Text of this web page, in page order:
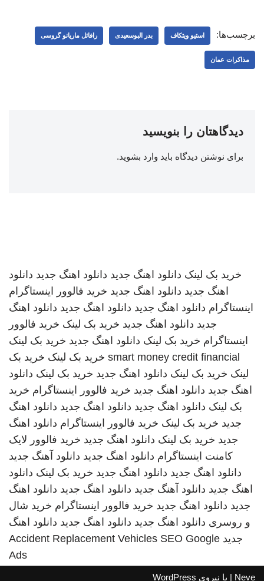
برچسب‌ها: استیو ویتکاف بدر البوسعیدی رافائل ماریانو گروسی
مذاکرات عمان
دیدگاهتان را بنویسید
برای نوشتن دیدگاه باید وارد بشوید.
خرید بک لینک دانلود اهنگ جدید دانلود اهنگ جدید دانلود
اهنگ جدید دانلود اهنگ جدید خرید فالوور اینستاگرام
اینستاگرام دانلود اهنگ جدید دانلود اهنگ جدید دانلود اهنگ
جدید دانلود اهنگ جدید خرید بک لینک خرید فالوور
اینستاگرام خرید بک لینک دانلود اهنگ جدید خرید بک لینک
smart money credit financial خرید بک لینک خرید بک
لینک خرید بک لینک دانلود اهنگ جدید خرید بک لینک دانلود
اهنگ جدید دانلود اهنگ جدید خرید فالوور اینستاگرام خرید
بک لینک دانلود اهنگ جدید دانلود اهنگ جدید دانلود اهنگ
جدید خرید بک لینک خرید فالوور اینستاگرام دانلود اهنگ
جدید خرید بک لینک دانلود اهنگ جدید خرید فالوور لایک
کامنت اینستاگرام دانلود اهنگ جدید دانلود آهنگ جدید
دانلود اهنگ جدید دانلود اهنگ جدید خرید بک لینک دانلود
اهنگ جدید دانلود آهنگ جدید دانلود اهنگ جدید دانلود اهنگ
جدید دانلود اهنگ جدید خرید فالوور اینستاگرام خرید شال
و روسری دانلود اهنگ جدید دانلود اهنگ جدید دانلود اهنگ
جدید
Accident Replacement Vehicles SEO Google
Ads
Neve | با نیروی WordPress